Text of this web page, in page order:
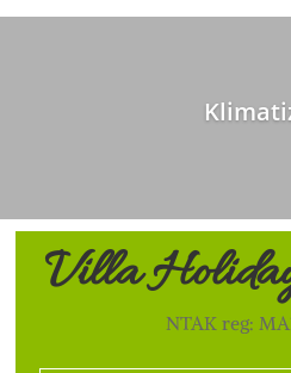
Villa
NTAK reg: